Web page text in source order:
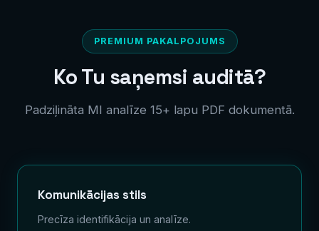
PREMIUM PAKALPOJUMS
Ko Tu saņemsi auditā?
Padziļināta MI analīze 15+ lapu PDF dokumentā.
Komunikācijas stils
Precīza identifikācija un analīze.